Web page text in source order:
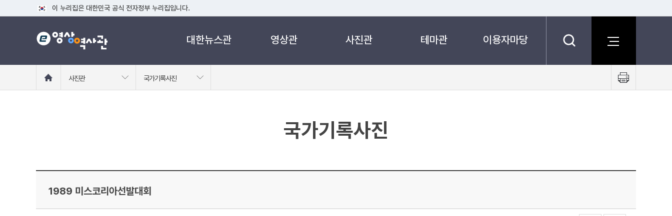
이 누리집은 대한민국 공식 전자정부 누리집입니다.
공식 누리집 주소 확인하기
go.kr 주소를 사용하는 누리집은 대한민국 정부기관이 관리하는 누리집입니다.
대한뉴스관 영상관 사진관 테마관 이용자마당
로
사진관 국가기록사진
트
국가기록사진
1989 미스코리아선발대회